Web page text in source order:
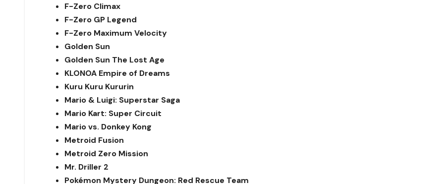
F-Zero Climax
F-Zero GP Legend
F-Zero Maximum Velocity
Golden Sun
Golden Sun The Lost Age
KLONOA Empire of Dreams
Kuru Kuru Kururin
Mario & Luigi: Superstar Saga
Mario Kart: Super Circuit
Mario vs. Donkey Kong
Metroid Fusion
Metroid Zero Mission
Mr. Driller 2
Pokémon Mystery Dungeon: Red Rescue Team